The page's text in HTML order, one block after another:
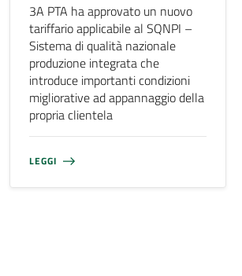
3A PTA ha approvato un nuovo
tariffario applicabile al SQNPI –
Sistema di qualità nazionale
produzione integrata che
introduce importanti condizioni
migliorative ad appannaggio della
propria clientela
LEGGI